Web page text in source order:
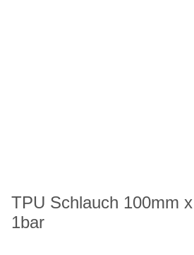
TPU Schlauch 100mm
1bar